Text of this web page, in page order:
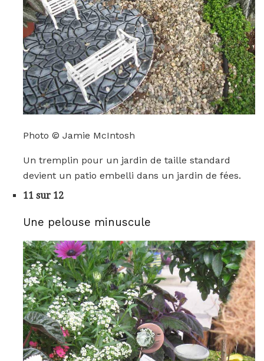
Photo © Jamie McIntosh
Un tremplin pour un jardin de taille standard
devient un patio embelli dans un jardin de fées.
11 sur 12
Une pelouse minuscule